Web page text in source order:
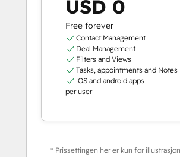
USD 0
Free forever
Contact Management
Deal Management
Filters and Views
Tasks, appointments and Notes
iOS and android apps
per user
* Prissettingen her er kun for